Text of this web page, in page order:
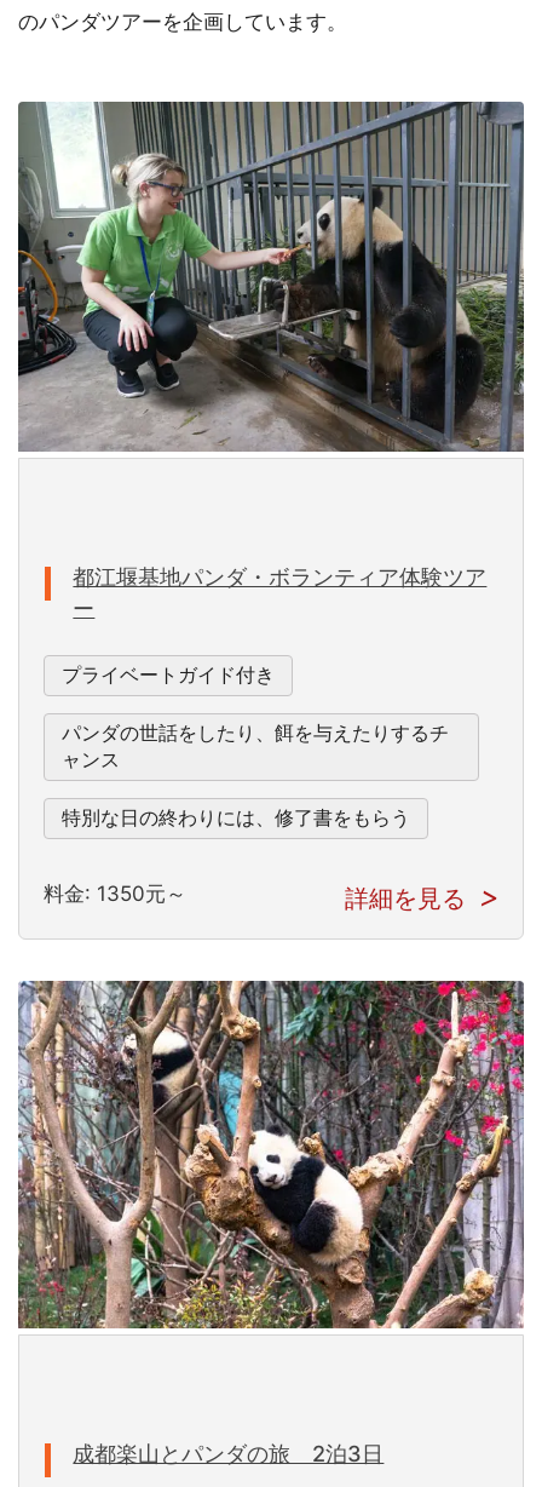
のパンダツアーを企画しています。
都江堰基地パンダ・ボランティア体験ツア
ー
プライベートガイド付き
パンダの世話をしたり、餌を与えたりするチ
ャンス
特別な日の終わりには、修了書をもらう
料金: 1350元～ 詳細を見る
成都楽山とパンダの旅 2泊3日